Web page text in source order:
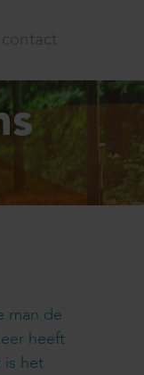
contact
man de
heeft
is het